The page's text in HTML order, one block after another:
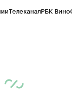
ТелеканалРБК Вино